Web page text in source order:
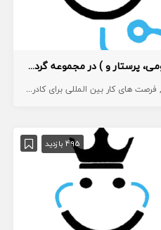
استخدام کادر درمان (پزشک عمومی، پرستار و ) در مجموعه گردشگری
فرصت های کار بین المللی برای کادر درمان
495 بازدید